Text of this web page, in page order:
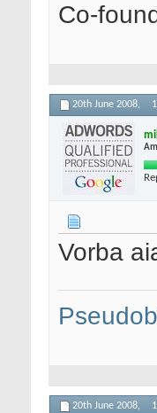
Co-
20th June 2008,
Vorba
20th June 2008,